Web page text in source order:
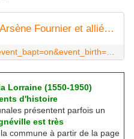
Généalogie ascendante d'Arsène Fournier et alliés ... (généalogie) - Geneanet
Lorraine (1550-1950)
d'histoire
présentent parfois un
est très
commune à partir de la page